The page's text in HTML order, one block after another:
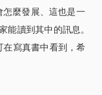
怎麼發展、這也是一
能讀到其中的訊息。
在寫真書中看到，希